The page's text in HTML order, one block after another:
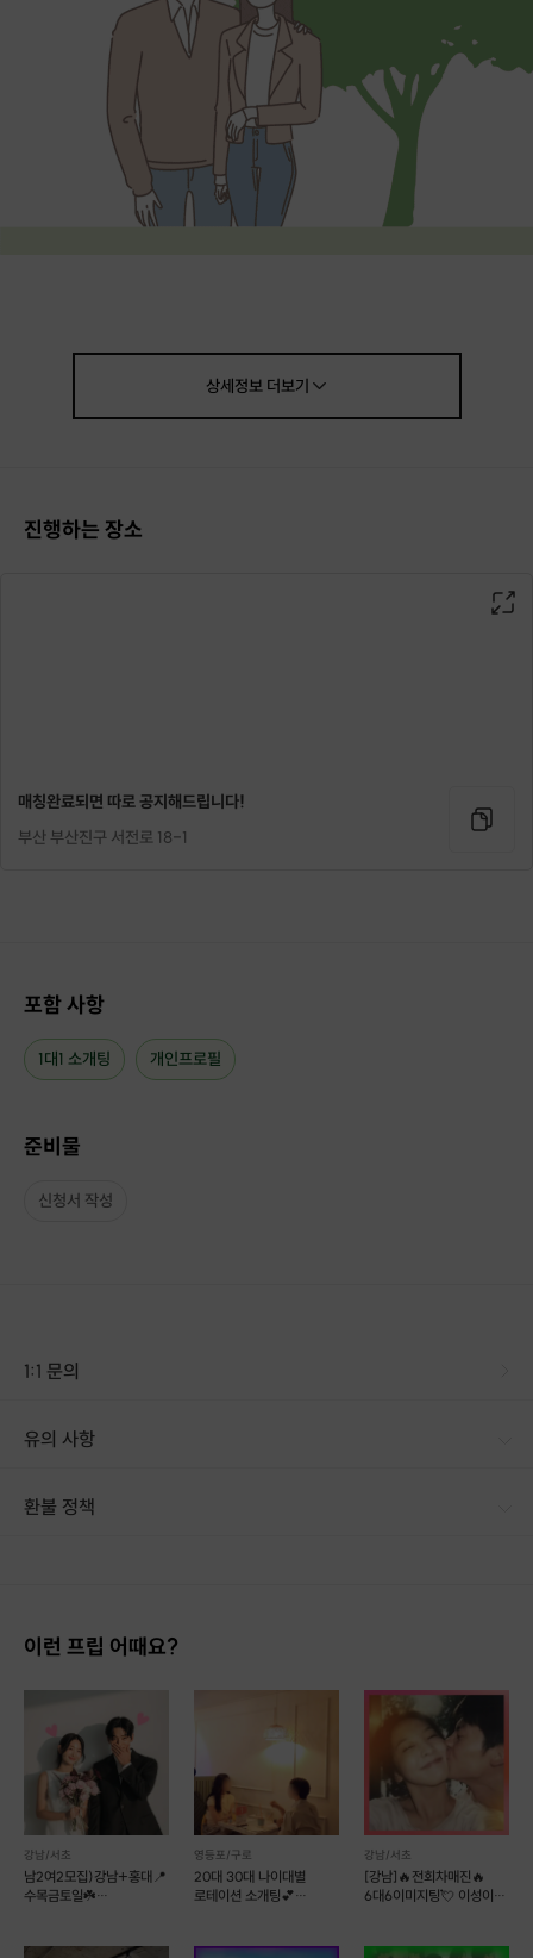
상세정보더보기
진행하는 장소
매칭완료되면 따로 공지해드립니다!
부산 부산진구 서전로 18-1
포함 사항
1대1 소개팅 개인프로필
준비물
신청서 작성
1:1 문의
유의 사항
환불 정책
이런 프립 어때요?
강남/서초
남2여2모집)강남+홍대📍
수목금토일☘️
영등포/구로
20대 30대 나이대별
로테이션 소개팅💕
강남/서초
[강남]🔥전회차매진🔥
6대6이미지팅💘 이성이